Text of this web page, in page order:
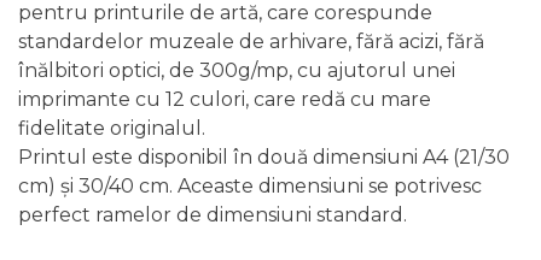
pentru printurile de artă, care corespunde
standardelor muzeale de arhivare, fără acizi, fără
înălbitori optici, de 300g/mp, cu ajutorul unei
imprimante cu 12 culori, care redă cu mare
fidelitate originalul.
Printul este disponibil în două dimensiuni A4 (21/30
cm) și 30/40 cm. Aceaste dimensiuni se potrivesc
perfect ramelor de dimensiuni standard.